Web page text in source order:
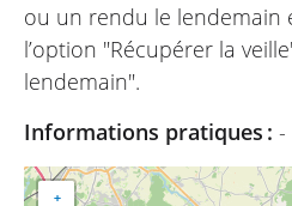
ou un rendu le lendemain
l’option "Récupérer la
lendemain".
Informations pratiques : -
+